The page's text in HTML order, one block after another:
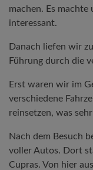
machen. Es machte
interessant.
Danach liefen wir
Führung durch die
Erst waren wir im
verschiedene
reinsetzen, was
Nach dem Besuch
voller Autos. Dort
Cupras. Von hier